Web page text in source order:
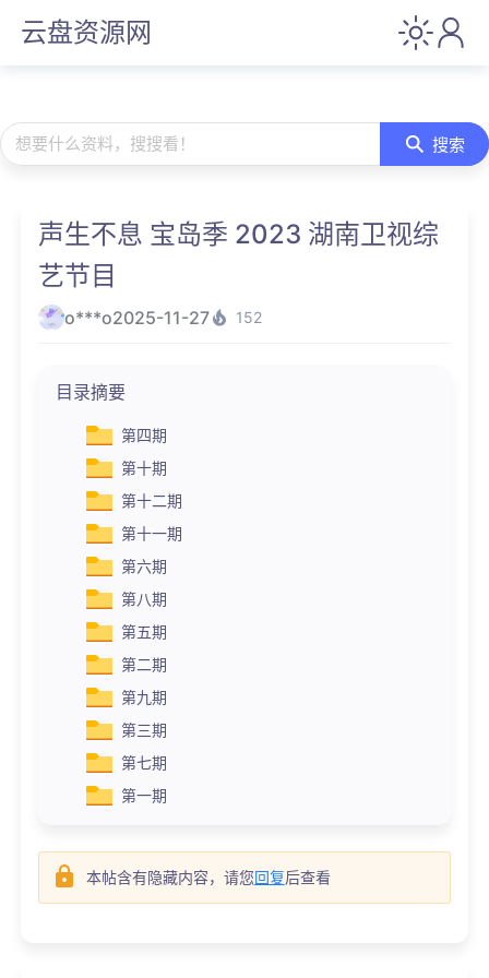
云盘资源网
想要什么资料，搜搜看！ 搜索
声生不息 宝岛季 2023 湖南卫视综
艺节目
o***o2025-11-27 152
目录摘要
第四期
第十期
第十二期
第十一期
第六期
第八期
第五期
第二期
第九期
第三期
第七期
第一期
本帖含有隐藏内容，请您回复后查看